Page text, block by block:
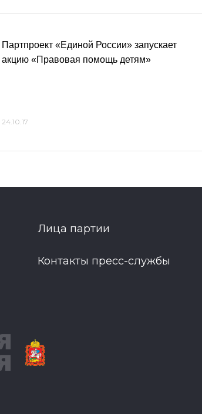
Партпроект «Единой России» запускает
акцию «Правовая помощь детям»
24.10.17
Лица партии
Контакты пресс-службы